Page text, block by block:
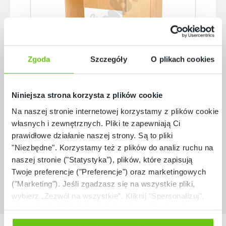
Zgoda Szczegóły O plikach cookies
Niniejsza strona korzysta z plików cookie
Na naszej stronie internetowej korzystamy z plików cookie:
własnych i zewnętrznych. Pliki te zapewniają Ci
prawidłowe działanie naszej strony. Są to pliki
"Niezbędne". Korzystamy też z plików do analiz ruchu na
naszej stronie ("Statystyka"), plików, które zapisują
Twoje preferencje ("Preferencje") oraz marketingowych
("Marketing"). Jeśli zgadzasz się na wszystkie pliki,
wybierz „Zezwól na wszystkie”. Kliknij "Spersonalizuj",
Odmów zgody poprzez przycisk „Odmowa”. Wtedy
699,90 zł